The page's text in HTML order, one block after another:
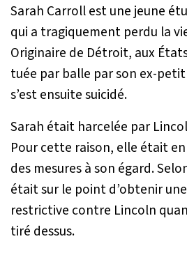
Sarah Carroll est une jeune
qui a tragiquement perdu la
Originaire de Détroit, aux
tuée par balle par son ex-
s’est ensuite suicidé.
Sarah était harcelée par
Pour cette raison, elle était
des mesures à son égard.
était sur le point d’obtenir
restrictive contre Lincoln
tiré dessus.